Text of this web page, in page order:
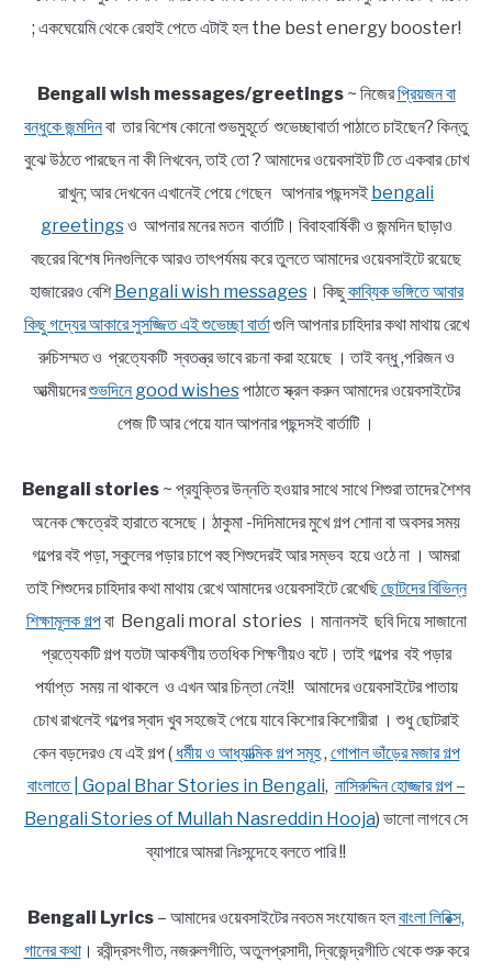
; একঘেয়েমি থেকে রেহাই পেতে এটাই হল the best energy booster!
Bengali wish messages/greetings~ নিজেরপ্রিয়জন বা
বন্ধুকে জন্মদিনবা তার বিশেষ কোনো শুভমুহূর্তে শুভেচ্ছাবার্তা পাঠাতে চাইছেন? কিন্তু
বুঝে উঠতে পারছেন না কী লিখবেন, তাই তো ? আমাদের ওয়েবসাইট টি তে একবার চোখ
রাখুন; আর দেখবেন এখানেই পেয়ে গেছেন আপনার পছন্দসই bengali
greetingsও আপনার মনের মতন বার্তাটি। বিবাহবার্ষিকী ও জন্মদিন ছাড়াও
বছরের বিশেষ দিনগুলিকে আরও তাৎপর্যময় করে তুলতে আমাদের ওয়েবসাইটে রয়েছে
হাজারেরও বেশিBengali wish messages। কিছুকাব্যিক ভঙ্গিতে আবার
কিছু গদ্যের আকারে সুসজ্জিত এই শুভেচ্ছা বার্তাগুলি আপনার চাহিদার কথা মাথায় রেখে
রুচিসম্মত ও প্রত্যেকটি স্বতন্ত্র ভাবে রচনা করা হয়েছে । তাই বন্ধু ,পরিজন ও
আত্মীয়দেরশুভদিনে good wishesপাঠাতে স্ক্রল করুন আমাদের ওয়েবসাইটের
পেজ টি আর পেয়ে যান আপনার পছন্দসই বার্তাটি ।
Bengali stories ~ প্রযুক্তির উন্নতি হওয়ার সাথে সাথে শিশুরা তাদের শৈশব
অনেক ক্ষেত্রেই হারাতে বসেছে। ঠাকুমা -দিদিমাদের মুখে গল্প শোনা বা অবসর সময়
গল্পের বই পড়া, স্কুলের পড়ার চাপে বহু শিশুদেরই আর সম্ভব হয়ে ওঠে না । আমরা
তাই শিশুদের চাহিদার কথা মাথায় রেখে আমাদের ওয়েবসাইটে রেখেছিছোটদের বিভিন্ন
শিক্ষামূলক গল্পবা Bengali moral stories । মানানসই ছবি দিয়ে সাজানো
প্রত্যেকটি গল্প যতটা আকর্ষণীয় ততধিক শিক্ষণীয়ও বটে। তাই গল্পের বই পড়ার
পর্যাপ্ত সময় না থাকলে ও এখন আর চিন্তা নেই!! আমাদের ওয়েবসাইটের পাতায়
চোখ রাখলেই গল্পের স্বাদ খুব সহজেই পেয়ে যাবে কিশোর কিশোরীরা । শুধু ছোটরাই
কেন বড়দেরও যে এই গল্প ( ধর্মীয় ও আধ্যাত্মিক গল্প সমূহ, গোপাল ভাঁড়ের মজার গল্প
বাংলাতে | Gopal Bhar Stories in Bengali, নাসিরুদ্দিন হোজ্জার গল্প –
Bengali Stories of Mullah Nasreddin Hooja) ভালো লাগবে সে
ব্যাপারে আমরা নিঃসন্দেহে বলতে পারি !!
Bengali Lyrics – আমাদের ওয়েবসাইটের নবতম সংযোজন হলবাংলা লিরিক্স,
গানের কথা। রবীন্দ্রসংগীত, নজরুলগীতি, অতুলপ্রসাদী, দ্বিজেন্দ্রগীতি থেকে শুরু করে